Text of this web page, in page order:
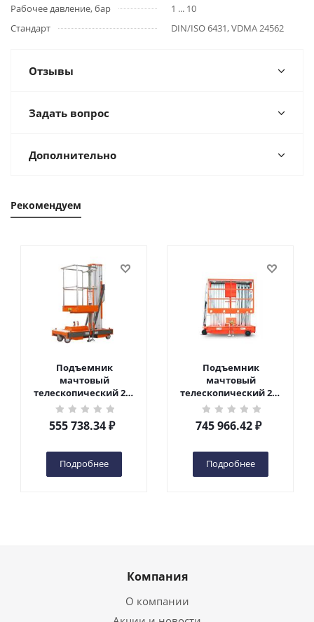
Рабочее давление, бар
1 ... 10
Стандарт
DIN/ISO 6431, VDMA 24562
Отзывы
Задать вопрос
Дополнительно
Рекомендуем
Подъемник
мачтовый
телескопический 200
кг 6 м TOR GTWY6-200S
DC 2-мачтовый
(автономный) (G) в
555 738.34₽
Подробнее
Подъемник
мачтовый
телескопический 200
кг 10 м TOR GTWY10-
200S DC 2-мачтовый
(автономный) (N) в
745 966.42₽
Подробнее
Компания
О компании